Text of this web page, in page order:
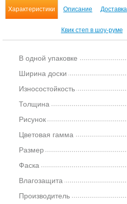
Характеристики Описание Доставка
Квик степ в шоу-руме
В одной упаковке
Ширина доски
Износостойкость
Толщина
Рисунок
Цветовая гамма
Размер
Фаска
Влагозащита
Производитель